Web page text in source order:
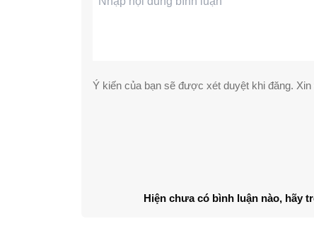
Ý kiến của bạn sẽ được xét duyệt khi đăng. Xin
Hiện chưa có bình luận nào, hãy